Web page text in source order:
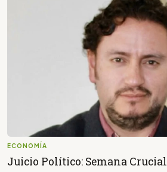
ECONOMÍA
Juicio Político: Semana Crucial